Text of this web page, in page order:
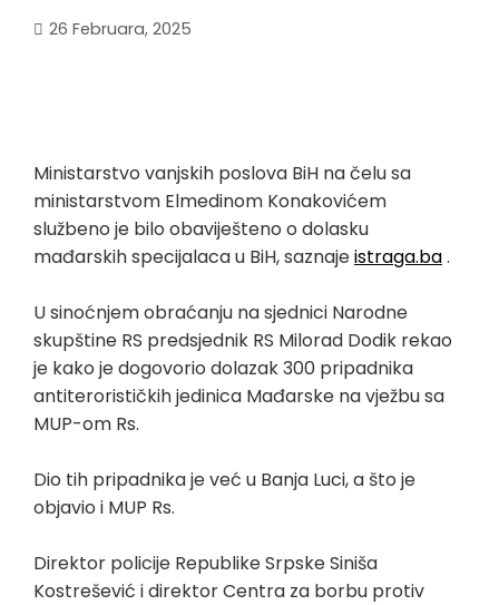
26 Februara, 2025
Ministarstvo vanjskih poslova BiH na čelu sa
ministarstvom Elmedinom Konakovićem
službeno je bilo obaviješteno o dolasku
mađarskih specijalaca u BiH, saznajeistraga.ba.
U sinoćnjem obraćanju na sjednici Narodne
skupštine RS predsjednik RS Milorad Dodik rekao
je kako je dogovorio dolazak 300 pripadnika
antiterorističkih jedinica Mađarske na vježbu sa
MUP-om Rs.
Dio tih pripadnika je već u Banja Luci, a što je
objavio i MUP Rs.
Direktor policije Republike Srpske Siniša
Kostrešević i direktor Centra za borbu protiv